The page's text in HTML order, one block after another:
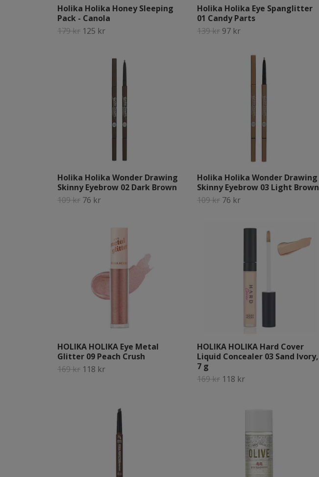
Holika Holika Honey Sleeping
Pack - Canola
179 kr 125 kr
Holika Holika Eye Spanglitter
01 Candy Parts
139 kr 97 kr
Holika Holika Wonder Drawing
Skinny Eyebrow 02 Dark Brown
109 kr 76 kr
Holika Holika Wonder Drawing
Skinny Eyebrow 03 Light Brown
109 kr 76 kr
HOLIKA HOLIKA Eye Metal
Glitter 09 Peach Crush
169 kr 118 kr
HOLIKA HOLIKA Hard Cover
Liquid Concealer 03 Sand Ivory,
7 g
169 kr 118 kr